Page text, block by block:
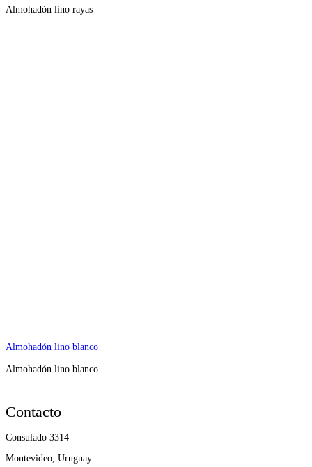
Almohadón lino rayas
Almohadón lino blanco
Almohadón lino blanco
Contacto
Consulado 3314
Montevideo, Uruguay